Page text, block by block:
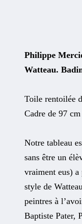
Philippe
Watteau.
Toile rentoilée
Cadre de 97
Notre tableau
sans être un
vraiment eus)
style de
peintres à
Baptiste Pater,